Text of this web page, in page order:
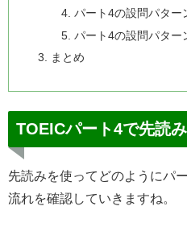
パート4の設問パタ
パート4の設問パタ
まとめ
TOEICパート4で先読
先読みを使ってどのようにパ
流れを確認していきますね。